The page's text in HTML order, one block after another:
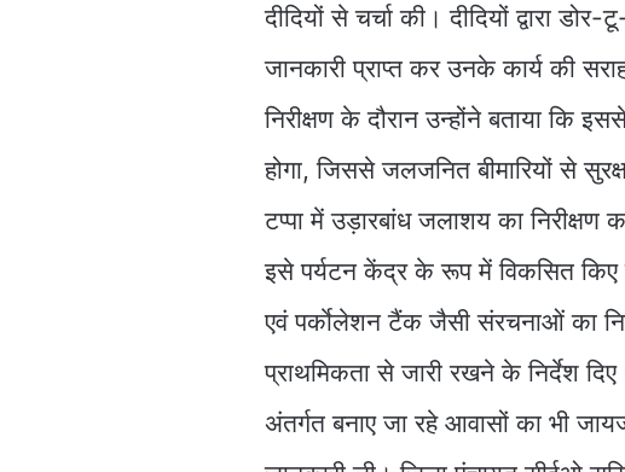
दीदियों से चर्चा की। दीदियों द्वारा
जानकारी प्राप्त कर उनके कार्य की
निरीक्षण के दौरान उन्होंने बताया कि
होगा, जिससे जलजनित बीमारियों से
टप्पा में उड़ारबांध जलाशय का निरीक्षण
इसे पर्यटन केंद्र के रूप में विकसित किए
एवं पर्काेलेशन टैंक जैसी संरचनाओं का
प्राथमिकता से जारी रखने के निर्देश
अंतर्गत बनाए जा रहे आवासों का भी